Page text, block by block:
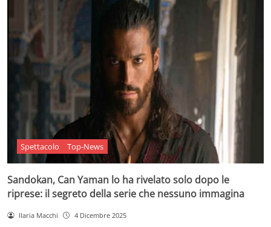
Spettacolo Top-News
Sandokan, Can Yaman lo ha rivelato solo dopo le
riprese: il segreto della serie che nessuno immagina
Ilaria Macchi 4 Dicembre 2025